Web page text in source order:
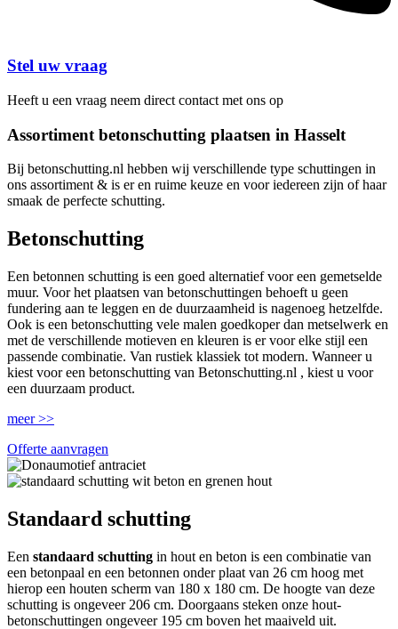
Stel uw vraag
Heeft u een vraag neem direct contact met ons op
Assortiment betonschutting plaatsen in Hasselt
Bij betonschutting.nl hebben wij verschillende type schuttingen in
ons assortiment & is er en ruime keuze en voor iedereen zijn of haar
smaak de perfecte schutting.
Betonschutting
Een betonnen schutting is een goed alternatief voor een gemetselde
muur. Voor het plaatsen van betonschuttingen behoeft u geen
fundering aan te leggen en de duurzaamheid is nagenoeg hetzelfde.
Ook is een betonschutting vele malen goedkoper dan metselwerk en
met de verschillende motieven en kleuren is er voor elke stijl een
passende combinatie. Van rustiek klassiek tot modern. Wanneer u
kiest voor een betonschutting van Betonschutting.nl , kiest u voor
een duurzaam product.
meer >>
Offerte aanvragen
Standaard schutting
Een standaard schutting in hout en beton is een combinatie van
een betonpaal en een betonnen onder plaat van 26 cm hoog met
hierop een houten scherm van 180 x 180 cm. De hoogte van deze
schutting is ongeveer 206 cm. Doorgaans steken onze hout-
betonschuttingen ongeveer 195 cm boven het maaiveld uit.